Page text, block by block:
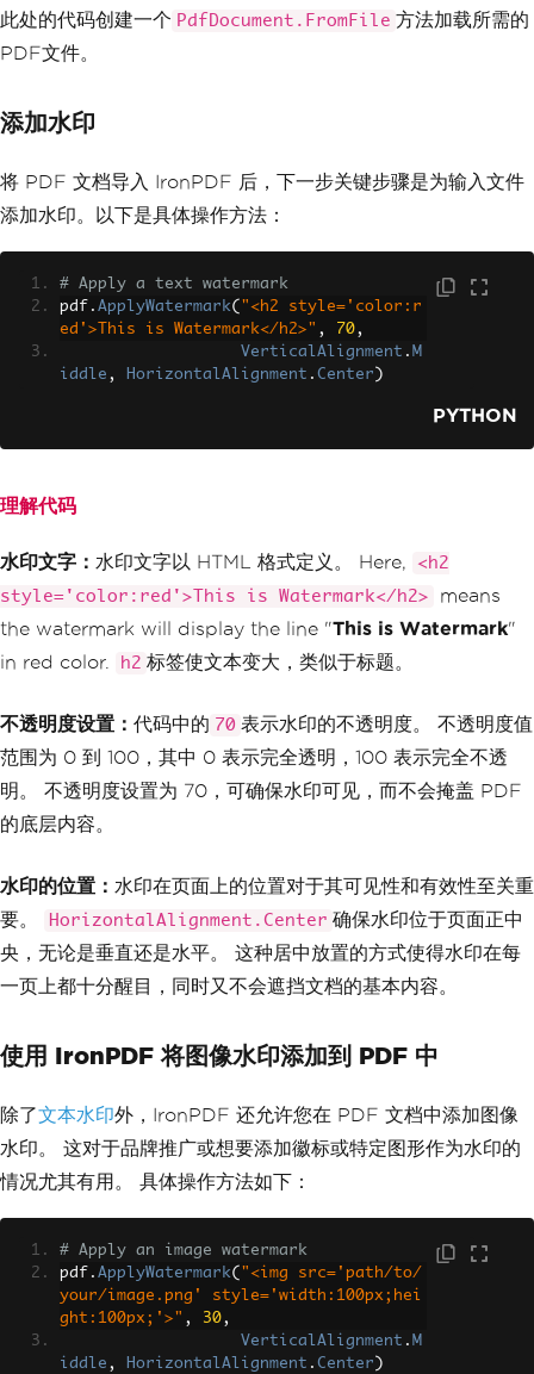
此处的代码创建一个 PdfDocument.FromFile 方法加载所需的
PDF文件。
添加水印
将 PDF 文档导入 IronPDF 后，下一步关键步骤是为输入文件
添加水印。以下是具体操作方法：
# Apply a text watermark
pdf . ApplyWatermark( "<h2 style='color:r
ed'>This is Watermark</h2>" , 70,
VerticalAlignment . M
iddle , HorizontalAlignment . Center )
PYTHON
理解代码
水印文字： 水印文字以 HTML 格式定义。 Here,
<h2
style='color:red'>This is Watermark</h2>
means
the watermark will display the line "This is Watermark"
in red color.
h2 标签使文本变大，类似于标题。
不透明度设置： 代码中的 70 表示水印的不透明度。 不透明度值
范围为 0 到 100，其中 0 表示完全透明，100 表示完全不透
明。 不透明度设置为 70，可确保水印可见，而不会掩盖 PDF
的底层内容。
水印的位置： 水印在页面上的位置对于其可见性和有效性至关重
要。
HorizontalAlignment.Center 确保水印位于页面正中
央，无论是垂直还是水平。 这种居中放置的方式使得水印在每
一页上都十分醒目，同时又不会遮挡文档的基本内容。
使用 IronPDF 将图像水印添加到 PDF 中
除了文本水印外，IronPDF 还允许您在 PDF 文档中添加图像
水印。 这对于品牌推广或想要添加徽标或特定图形作为水印的
情况尤其有用。 具体操作方法如下：
# Apply an image watermark
pdf . ApplyWatermark( "<img src='path/to/
your/image.png' style='width:100px;hei
ght:100px;'>" , 30,
VerticalAlignment . M
iddle , HorizontalAlignment . Center )